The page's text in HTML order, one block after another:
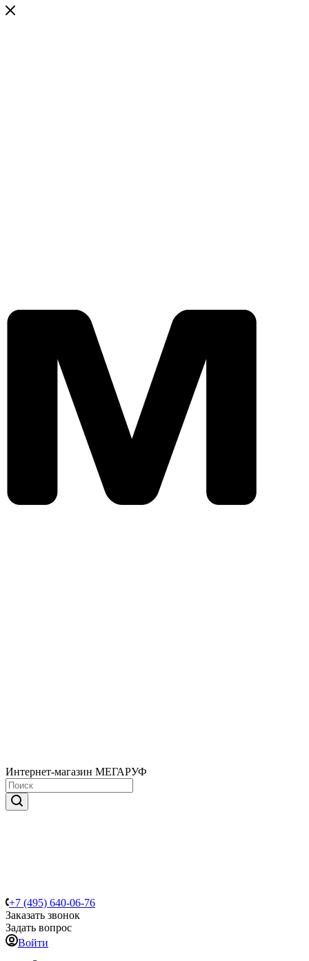
Интернет-магазин МЕГАРУФ
+7 (495) 640-06-76
Заказать звонок
Задать вопрос
Войти